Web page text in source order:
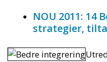
NOU 2011: 14
strategier,